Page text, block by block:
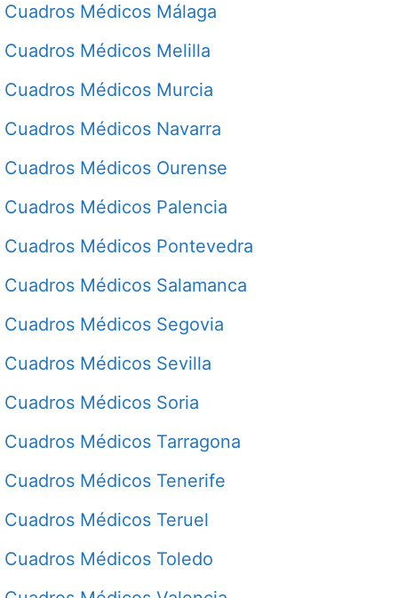
Cuadros Médicos Málaga
Cuadros Médicos Melilla
Cuadros Médicos Murcia
Cuadros Médicos Navarra
Cuadros Médicos Ourense
Cuadros Médicos Palencia
Cuadros Médicos Pontevedra
Cuadros Médicos Salamanca
Cuadros Médicos Segovia
Cuadros Médicos Sevilla
Cuadros Médicos Soria
Cuadros Médicos Tarragona
Cuadros Médicos Tenerife
Cuadros Médicos Teruel
Cuadros Médicos Toledo